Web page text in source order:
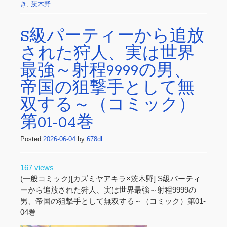
き 茨木野
S級パーティーから追放
された狩人、実は世界
最強～射程9999の男、
帝国の狙撃手として無
双する～（コミック）
第01-04巻
Posted 2026-06-04 by 678dl
167 views
(一般コミック)[カズミヤアキラ×茨木野] S級パーティ
ーから追放された狩人、実は世界最強～射程9999の
男、帝国の狙撃手として無双する～（コミック）第01-
04巻